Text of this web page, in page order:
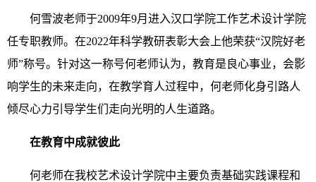
何雪波老师于2009年9月进入汉口学院工作艺术设计学院
任专职教师。在2022年科学教研表彰大会上他荣获“汉院好老
师”称号。针对这一称号何老师认为，教育是良心事业，会影
响学生的未来走向，在教学育人过程中，何老师化身引路人
倾尽心力引导学生们走向光明的人生道路。
在教育中成就彼此
何老师在我校艺术设计学院中主要负责基础实践课程和